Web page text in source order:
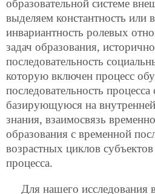
образовательной системе
выделяем константность или
инвариантность ролевых
задач образования,
последовательность
которую включен процесс
последовательность
базирующуюся на
знания, взаимосвязь
образования с временной
возрастных циклов
процесса.
Для нашего исследования